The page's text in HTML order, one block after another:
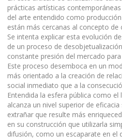
prácticas artísticas
del arte entendido como
están más cercanas al concepto de
Se intenta explicar esta evolución
de un proceso de
constante presión del mercado
Este proceso desemboca en un
más orientado a la creación de
social inmediato que a la
Entendida la esfera pública como el
alcanza un nivel superior de
extrañar que resulte más
en su construcción que utilizarla
difusión, como un escaparate en el